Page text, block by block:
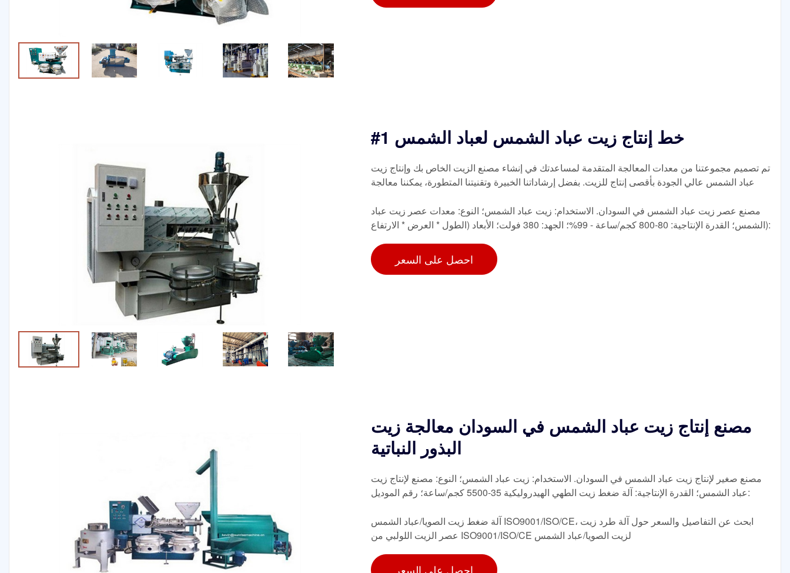
#1 خط إنتاج زيت عباد الشمس لعباد الشمس
تم تصميم مجموعتنا من معدات المعالجة المتقدمة لمساعدتك في إنشاء مصنع الزيت الخاص بك وإنتاج زيت
عباد الشمس عالي الجودة بأقصى إنتاج للزيت. بفضل إرشاداتنا الخبيرة وتقنيتنا المتطورة، يمكننا معالجة
مصنع عصر زيت عباد الشمس في السودان. الاستخدام: زيت عباد الشمس؛ النوع: معدات عصر زيت عباد
الشمس؛ القدرة الإنتاجية: 80-800 كجم/ساعة - 99%؛ الجهد: 380 فولت؛ الأبعاد (الطول * العرض * الارتفاع):
احصل على السعر
مصنع إنتاج زيت عباد الشمس في السودان معالجة زيت
البذور النباتية
مصنع صغير لإنتاج زيت عباد الشمس في السودان. الاستخدام: زيت عباد الشمس؛ النوع: مصنع لإنتاج زيت
عباد الشمس؛ القدرة الإنتاجية: آلة ضغط زيت الطهي الهيدروليكية 35-5500 كجم/ساعة؛ رقم الموديل:
آلة ضغط زيت الصويا/عباد الشمس ISO9001/ISO/CE، ابحث عن التفاصيل والسعر حول آلة طرد زيت
عصر الزيت اللولبي من ISO9001/ISO/CE لزيت الصويا/عباد الشمس
احصل على السعر